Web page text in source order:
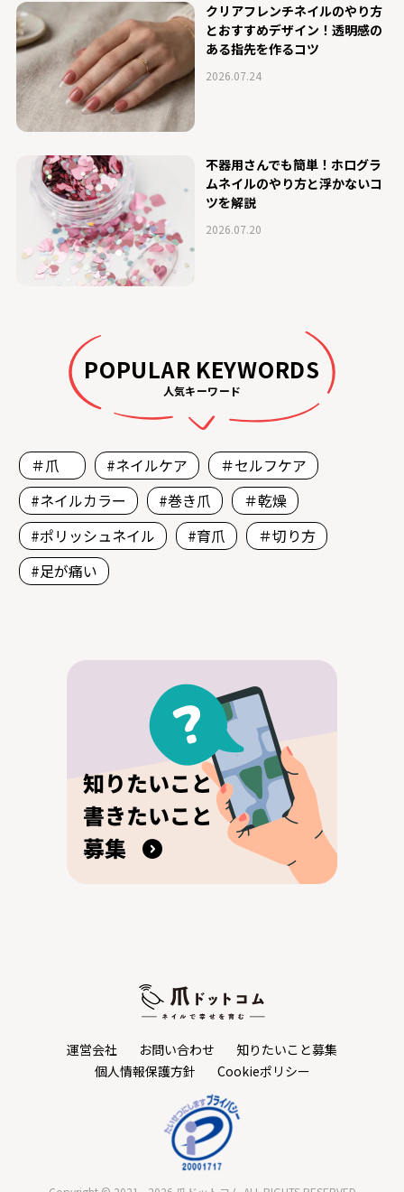
クリアフレンチネイルのやり方
とおすすめデザイン！透明感の
ある指先を作るコツ
2026.07.24
不器用さんでも簡単！ホログラ
ムネイルのやり方と浮かないコ
ツを解説
2026.07.20
POPULAR KEYWORDS
人気キーワード
＃爪 #ネイルケア
＃セルフケア
#ネイルカラー
#巻き爪
＃乾燥
#ポリッシュネイル
#育爪
＃切り方
#足が痛い
運営会社 お問い合わせ
知りたいこと募集
個人情報保護方針
Cookieポリシー